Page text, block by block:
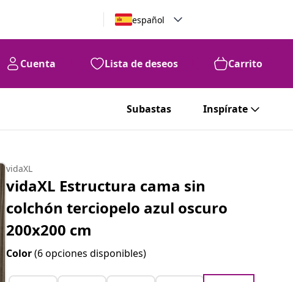
español
Cuenta Lista de deseos Carrito
Subastas Inspírate
vidaXL
vidaXL Estructura cama sin
colchón terciopelo azul oscuro
200x200 cm
Color(6 opciones disponibles)